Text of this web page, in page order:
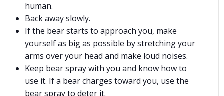
human.
Back away slowly.
If the bear starts to approach you, make
yourself as big as possible by stretching your
arms over your head and make loud noises.
Keep bear spray with you and know how to
use it. If a bear charges toward you, use the
bear spray to deter it.